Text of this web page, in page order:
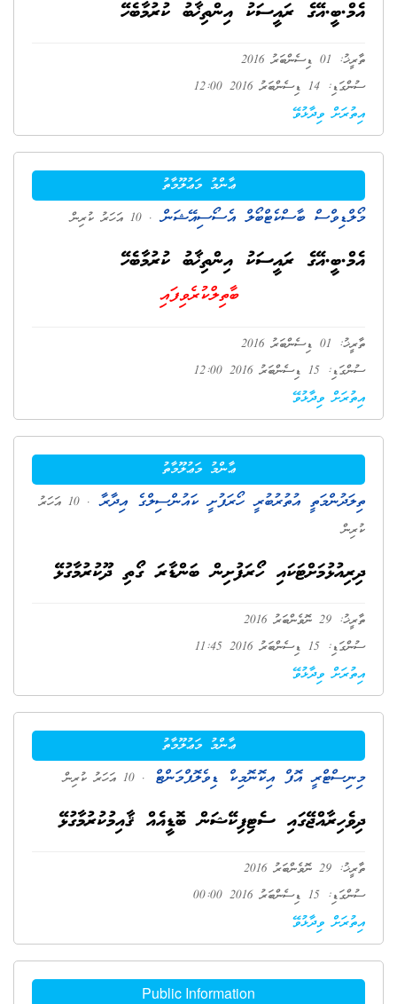
އެމް.ބީ.އޭގެ ރައީސަކު އިންތިޚާބު ކުރުމާބެހޭ
ތާރީޚު: 01 ޑިސެންބަރު 2016
ސުންގަޑި: 14 ޑިސެންބަރު 2016 12:00
އިތުރަށް ވިދާޅުވޭ
ޢާންމު މަޢުލޫމާތު
މޯލްޑިވްސް ބާސްކެޓްބޯލް އެސޯސިއޭޝަން . 10 އަހަރު ކުރިން
އެމް.ބީ.އޭގެ ރައީސަކު އިންތިޚާބު ކުރުމާބެހޭ
ބާތިލްކުރެވިފައި
ތާރީޚު: 01 ޑިސެންބަރު 2016
ސުންގަޑި: 15 ޑިސެންބަރު 2016 12:00
އިތުރަށް ވިދާޅުވޭ
ޢާންމު މަޢުލޫމާތު
ތިލަދުންމަތީ އުތުރުބުރީ ހޯރަފުށީ ކައުންސިލްގެ އިދާރާ
. 10 އަހަރު
ކުރިން
ދިރިއުޅުމަށްޓަކައި ހޯރަފުށިން ބަންޑާރަ ގޯތި ދޫކުރުމާގުޅޭ
ތާރީޚު: 29 ނޮވެންބަރު 2016
ސުންގަޑި: 15 ޑިސެންބަރު 2016 11:45
އިތުރަށް ވިދާޅުވޭ
ޢާންމު މަޢުލޫމާތު
މިނިސްޓްރީ އޮފް އިކޮނޮމިކް ޑިވެލޮޕްމަންޓް . 10 އަހަރު ކުރިން
ދިވެހިރާއްޖޭގައި ސެޓިފިކޭޝަން ބޮޑީއެއް ޤާއިމުކުރުމާގުޅޭ
ތާރީޚު: 29 ނޮވެންބަރު 2016
ސުންގަޑި: 15 ޑިސެންބަރު 2016 00:00
އިތުރަށް ވިދާޅުވޭ
Public Information